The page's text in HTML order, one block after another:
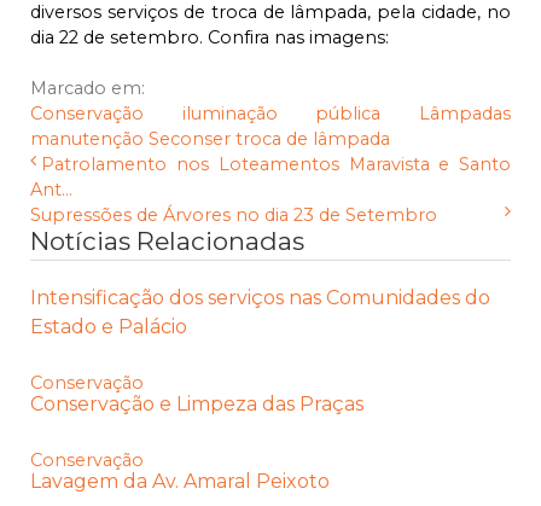
diversos serviços de troca de lâmpada, pela cidade, no
dia 22 de setembro. Confira nas imagens:
Marcado em:
Conservação
iluminação pública
Lâmpadas
manutenção Seconser troca de lâmpada
Patrolamento nos Loteamentos Maravista e Santo
Ant...
Supressões de Árvores no dia 23 de Setembro
Notícias Relacionadas
Intensificação dos serviços nas Comunidades do
Estado e Palácio
Conservação
Conservação e Limpeza das Praças
Conservação
Lavagem da Av. Amaral Peixoto